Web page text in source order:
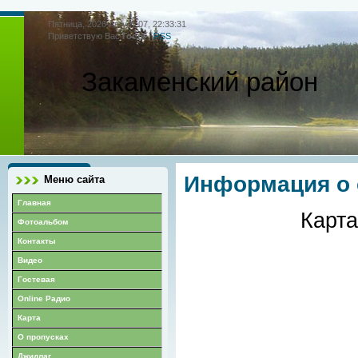
Пятница, 2026 Август 07, 22:33:31
Приветствую Вас Гость|RSS
Закаменский район
Меню сайта
Главная
Фотоальбом
Контакты
Видео
Гостевая
Online Радио
Карта
О пропусках
Джидлаг
Информация о